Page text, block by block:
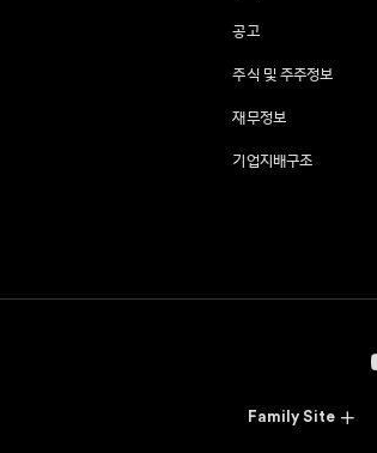
공고
주식 및 주주정보
재무정보
기업지배구조
Family Site